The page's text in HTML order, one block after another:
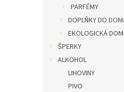
PARFÉMY
DOPLŇKY DO
EKOLOGICKÁ
ŠPERKY
ALKOHOL
LIHOVINY
PIVO